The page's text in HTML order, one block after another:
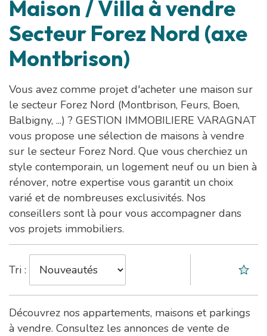
Maison / Villa à vendre
Secteur Forez Nord (axe
Montbrison)
Vous avez comme projet d'acheter une maison sur
le secteur Forez Nord (Montbrison, Feurs, Boen,
Balbigny, ...) ? GESTION IMMOBILIERE VARAGNAT
vous propose une sélection de maisons à vendre
sur le secteur Forez Nord. Que vous cherchiez un
style contemporain, un logement neuf ou un bien à
rénover, notre expertise vous garantit un choix
varié et de nombreuses exclusivités. Nos
conseillers sont là pour vous accompagner dans
vos projets immobiliers.
Tri :
Découvrez nos appartements, maisons et parkings
à vendre. Consultez les annonces de vente de